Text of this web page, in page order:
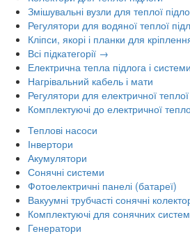
Змішувальні вузли для теплої
Регулятори для водяної теплої
Кліпси, якорі і планки для
Всі підкатегорії →
Електрична тепла підлога і
Нагрівальний кабель і мати
Регулятори для електричної теплої
Комплектуючі до електричної
Теплові насоси
Інвертори
Акумулятори
Сонячні системи
Фотоелектричні панелі (батареї)
Вакуумні трубчасті сонячні
Комплектуючі для сонячних систем
Генератори